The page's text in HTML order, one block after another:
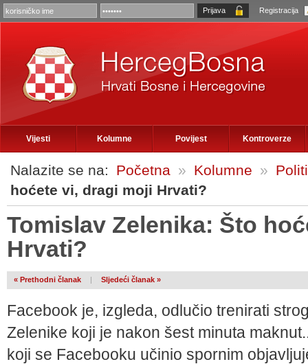
Registracija
Vijesti Kolumne Povijest Kontroverze
Nalazite se na: Početna » Kolumne »
hoćete vi, dragi moji Hrvati?
Tomislav Zelenika: Što
Hrvati?
« Prethodni članak | Sljedeći članak »
Facebook je, izgleda, odlučio trenirati
Zelenike koji je nakon šest minuta
koji se Facebooku učinio spornim